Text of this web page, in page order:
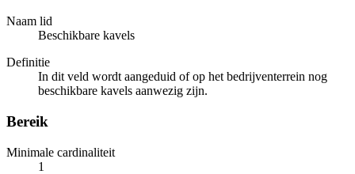
Naam lid
Beschikbare kavels
Definitie
In dit veld wordt aangeduid of op het bedrijventerrein nog
beschikbare kavels aanwezig zijn.
Bereik
Minimale cardinaliteit
1